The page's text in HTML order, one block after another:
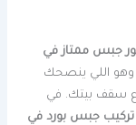
جبس ممتاز في
وهو اللي ينصحك
ارتفاع سقف بيتك. في
تركيب جبس بورد في